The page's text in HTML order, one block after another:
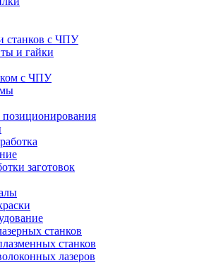
станков с ЧПУ
и гайки
с ЧПУ
заготовок
станков
станков
лазеров